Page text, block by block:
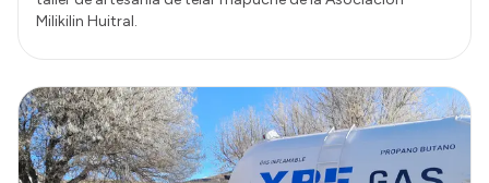
Milikilin Huitral.